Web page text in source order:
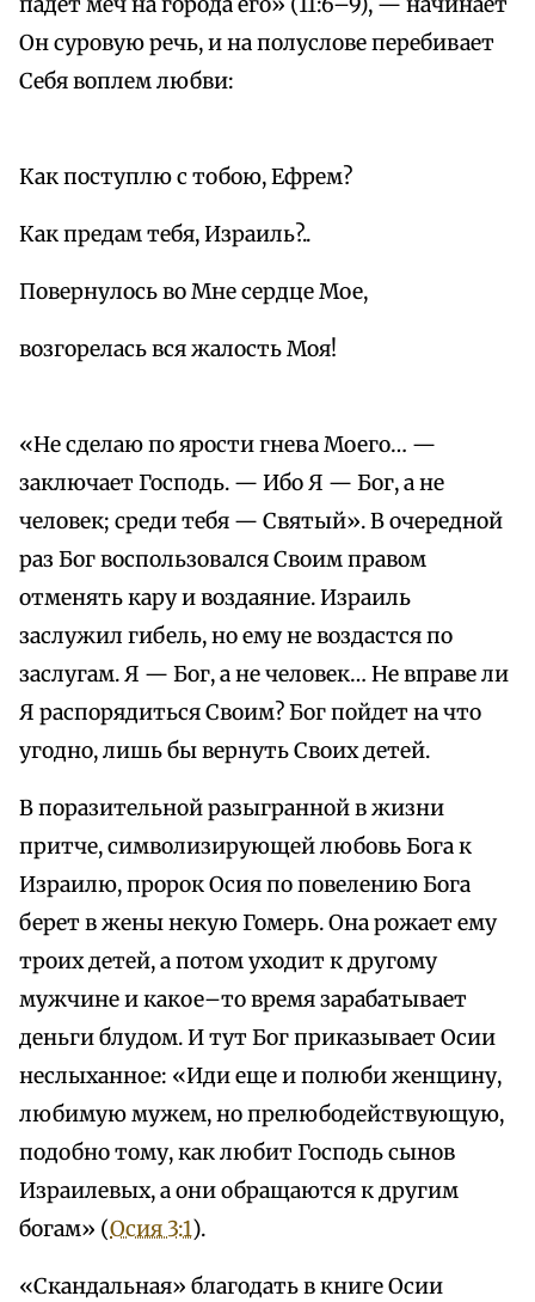
Он суровую речь, и на полуслове перебивает
Себя воплем любви:
Как поступлю с тобою, Ефрем?
Как предам тебя, Израиль?..
Повернулось во Мне сердце Мое,
возгорелась вся жалость Моя!
«Не сделаю по ярости гнева Моего… —
заключает Господь. — Ибо Я — Бог, а не
человек; среди тебя — Святый». В очередной
раз Бог воспользовался Своим правом
отменять кару и воздаяние. Израиль
заслужил гибель, но ему не воздастся по
заслугам. Я — Бог, а не человек… Не вправе ли
Я распорядиться Своим? Бог пойдет на что
угодно, лишь бы вернуть Своих детей.
В поразительной разыгранной в жизни
притче, символизирующей любовь Бога к
Израилю, пророк Осия по повелению Бога
берет в жены некую Гомерь. Она рожает ему
троих детей, а потом уходит к другому
мужчине и какое–то время зарабатывает
деньги блудом. И тут Бог приказывает Осии
неслыханное: «Иди еще и полюби женщину,
любимую мужем, но прелюбодействующую,
подобно тому, как любит Господь сынов
Израилевых, а они обращаются к другим
богам» (Осия 3:1).
«Скандальная» благодать в книге Осии